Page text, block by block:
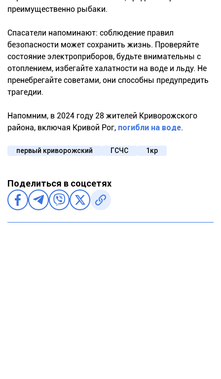
преимущественно рыбаки.
Спасатели напоминают: соблюдение правил
безопасности может сохранить жизнь. Проверяйте
состояние электроприборов, будьте внимательны с
отоплением, избегайте халатности на воде и льду. Не
пренебрегайте советами, они способны предупредить
трагедии.
Напомним, в 2024 году 28 жителей Криворожского
района, включая Кривой Рог, погибли на воде.
первый криворожский ГСЧС 1кр
Поделиться в соцсетях